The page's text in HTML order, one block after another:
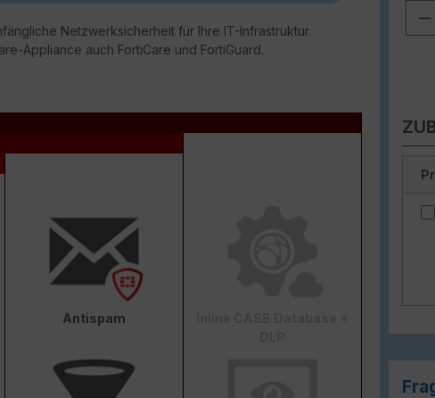
Netzwerksicherheit für Ihre IT-Infrastruktur.
Appliance auch FortiCare und FortiGuard.
Antispam